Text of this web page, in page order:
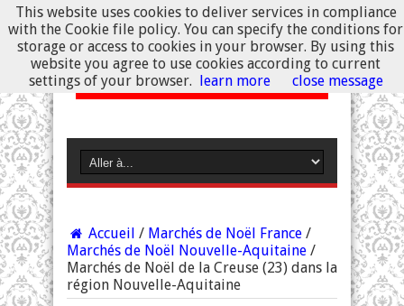
Accueil / Marchés de Noël France /
Marchés de Noël Nouvelle-Aquitaine /
Marchés de Noël de la Creuse (23) dans la
région Nouvelle-Aquitaine
This website uses cookies to deliver services in compliance
with the Cookie file policy. You can specify the conditions for
storage or access to cookies in your browser. By using this
website you agree to use cookies according to current
settings of your browser. learn more close message